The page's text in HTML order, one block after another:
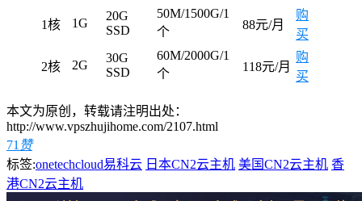
1核 1G
20G
SSD
50M/1500G/1
个
88元/月
购
买
2核 2G
30G
SSD
60M/2000G/1
个
118元/月
购
买
本文为原创，转载请注明出处：
http://www.vpszhujihome.com/2107.html
71 赞
标签:onetechcloud易科云 日本CN2云主机 美国CN2云主机 香
港CN2云主机